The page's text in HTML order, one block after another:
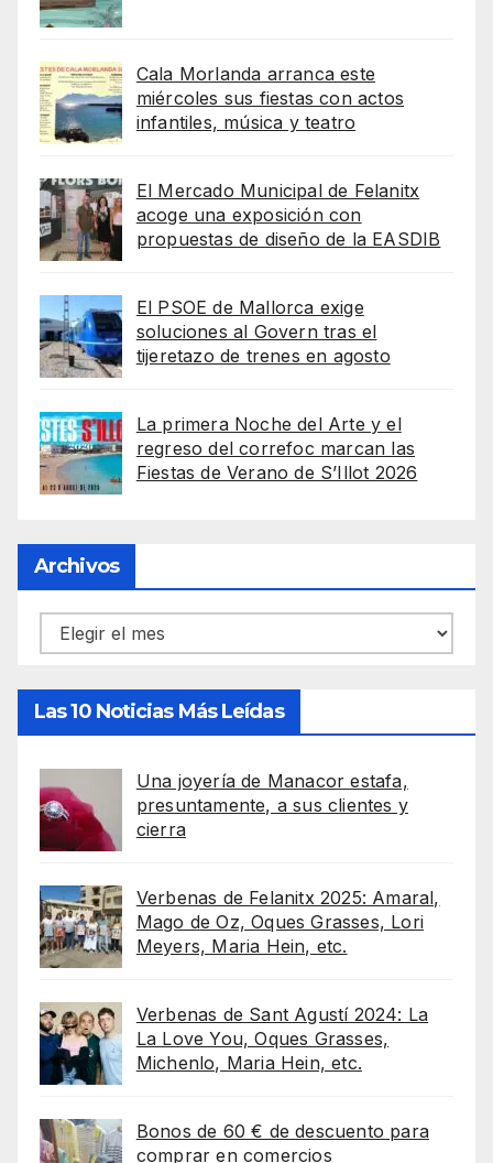
Cala Morlanda arranca este
miércoles sus fiestas con actos
infantiles, música y teatro
El Mercado Municipal de Felanitx
acoge una exposición con
propuestas de diseño de la EASDIB
El PSOE de Mallorca exige
soluciones al Govern tras el
tijeretazo de trenes en agosto
La primera Noche del Arte y el
regreso del correfoc marcan las
Fiestas de Verano de S’Illot 2026
Archivos
Archivos
Las 10 Noticias Más Leídas
Una joyería de Manacor estafa,
presuntamente, a sus clientes y
cierra
Verbenas de Felanitx 2025: Amaral,
Mago de Oz, Oques Grasses, Lori
Meyers, Maria Hein, etc.
Verbenas de Sant Agustí 2024: La
La Love You, Oques Grasses,
Michenlo, Maria Hein, etc.
Bonos de 60 € de descuento para
comprar en comercios